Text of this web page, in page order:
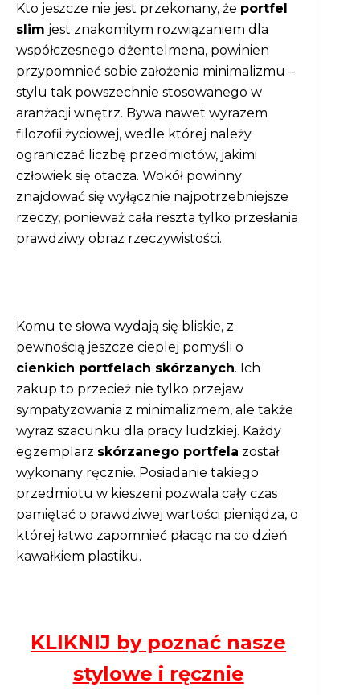
Kto jeszcze nie jest przekonany, że portfel
slim jest znakomitym rozwiązaniem dla
współczesnego dżentelmena, powinien
przypomnieć sobie założenia minimalizmu –
stylu tak powszechnie stosowanego w
aranżacji wnętrz. Bywa nawet wyrazem
filozofii życiowej, wedle której należy
ograniczać liczbę przedmiotów, jakimi
człowiek się otacza. Wokół powinny
znajdować się wyłącznie najpotrzebniejsze
rzeczy, ponieważ cała reszta tylko przesłania
prawdziwy obraz rzeczywistości.
Komu te słowa wydają się bliskie, z
pewnością jeszcze cieplej pomyśli o
cienkich portfelach skórzanych. Ich
zakup to przecież nie tylko przejaw
sympatyzowania z minimalizmem, ale także
wyraz szacunku dla pracy ludzkiej. Każdy
egzemplarz skórzanego portfela został
wykonany ręcznie. Posiadanie takiego
przedmiotu w kieszeni pozwala cały czas
pamiętać o prawdziwej wartości pieniądza, o
której łatwo zapomnieć płacąc na co dzień
kawałkiem plastiku.
KLIKNIJ by poznać nasze
stylowe i ręcznie